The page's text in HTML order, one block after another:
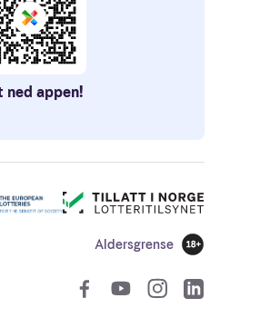
ned appen!
Aldersgrense
18 år